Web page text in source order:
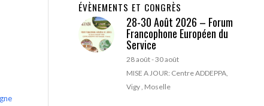
ÉVÈNEMENTS ET CONGRÈS
28-30 Août 2026 – Forum
Francophone Européen du
Service
28 août-30 août
MISE A JOUR: Centre ADDEPPA,
Vigy , Moselle